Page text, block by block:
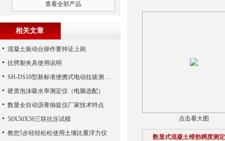
点击看大图
数显式混凝土维勃稠度测
查看全部产品
相关文章
混凝土振动台操作要持证上岗
抗劈裂夹具使用说明
SH-DS10型新标准便携式电动拉拔测试仪
硬质泡沫吸水率测定仪（电脑选配）
数显全自动沥青抽提仪厂家技术特点
50X50X50三联抗压试模
教您5步轻轻松松使用土壤比重浮力仪